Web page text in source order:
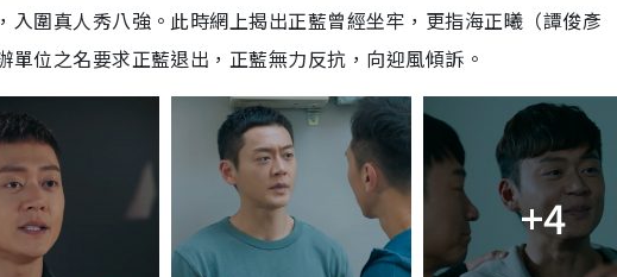
圍真人秀八強。此時網上揭出正藍曾經坐牢，更指海正曦（譚俊
位之名要求正藍退出，正藍無力反抗，向迎風傾訴。
+4